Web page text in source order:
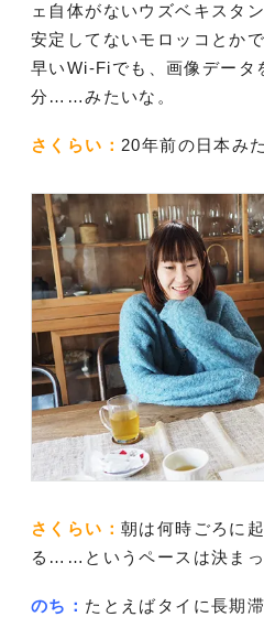
ェ自体がないウズベキスタ
安定してないモロッコとか
早いWi-Fiでも、画像データ
分……みたいな。
さくらい： 20年前の日本み
さくらい： 朝は何時ごろに
る……というペースは決まっ
のち： たとえばタイに長期